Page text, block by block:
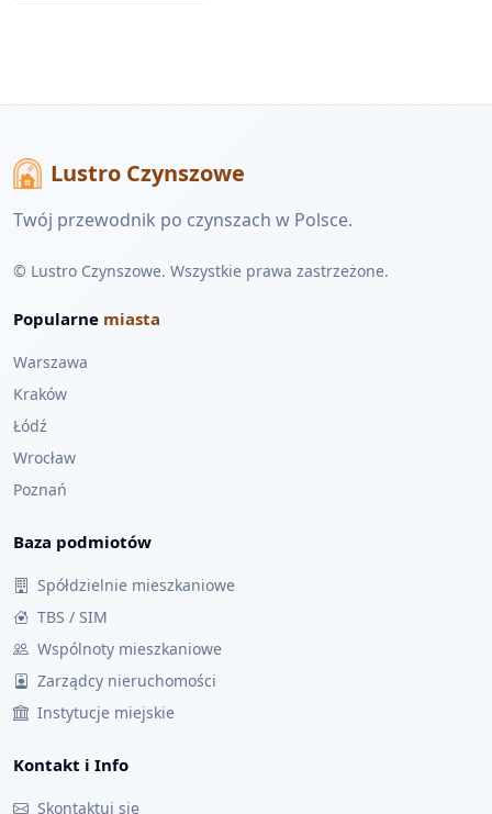
Lustro Czynszowe
Twój przewodnik po czynszach w Polsce.
© Lustro Czynszowe. Wszystkie prawa zastrzeżone.
Popularne miasta
Warszawa
Kraków
Łódź
Wrocław
Poznań
Baza podmiotów
Spółdzielnie mieszkaniowe
TBS / SIM
Wspólnoty mieszkaniowe
Zarządcy nieruchomości
Instytucje miejskie
Kontakt i Info
Skontaktuj się